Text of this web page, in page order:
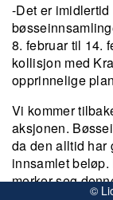
-Det er
8. februar til 14.
kollisjon med
opprinnelige
Vi kommer
aksjonen.
da den alltid har
innsamlet
merker seg
©